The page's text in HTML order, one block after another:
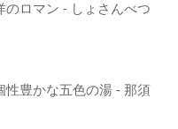
のロマン - しょさんべつ
性豊かな五色の湯 - 那須